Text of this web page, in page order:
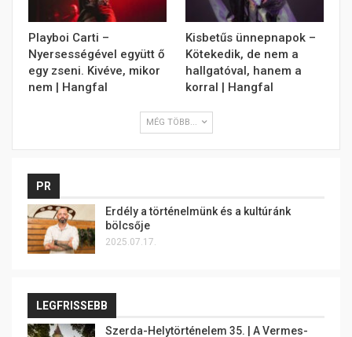
Playboi Carti –
Nyersességével együtt ő
egy zseni. Kivéve, mikor
nem | Hangfal
Kisbetűs ünnepnapok –
Kötekedik, de nem a
hallgatóval, hanem a
korral | Hangfal
MÉG TÖBB...
PR
Erdély a történelmünk és a kultúránk
bölcsője
2025.07.17.
LEGFRISSEBB
Szerda-Helytörténelem 35. | A Vermes-